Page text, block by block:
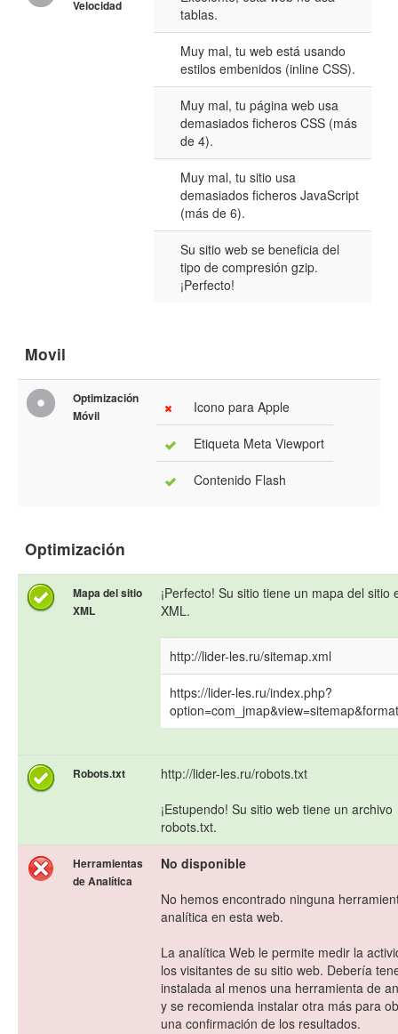
Velocidad
tablas.
Muy mal, tu web está usando
estilos embenidos (inline CSS).
Muy mal, tu página web usa
demasiados ficheros CSS (más
de 4).
Muy mal, tu sitio usa
demasiados ficheros JavaScript
(más de 6).
Su sitio web se beneficia del
tipo de compresión gzip.
¡Perfecto!
Movil
Optimización
Móvil
Icono para Apple
Etiqueta Meta Viewport
Contenido Flash
Optimización
Mapa del sitio
XML
¡Perfecto! Su sitio tiene un mapa del sitio
XML.
http://lider-les.ru/sitemap.xml
https://lider-les.ru/index.php?
Robots.txt
http://lider-les.ru/robots.txt
¡Estupendo! Su sitio web tiene un archivo
robots.txt.
Herramientas
de Analítica
No disponible
No hemos encontrado ninguna
analítica en esta web.
La analítica Web le permite medir la
los visitantes de su sitio web. Debería
instalada al menos una herramienta de
y se recomienda instalar otra más para
una confirmación de los resultados.